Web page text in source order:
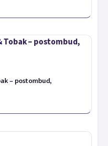
– postombud,